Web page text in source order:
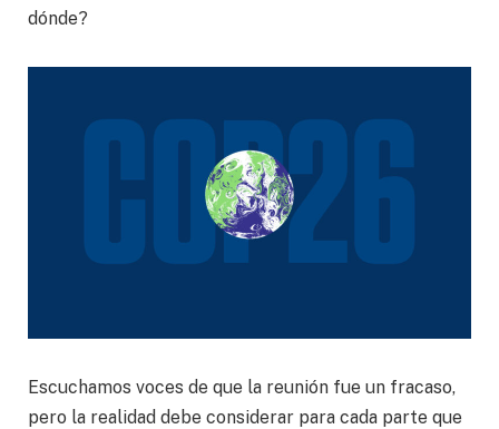
dónde?
Escuchamos voces de que la reunión fue un fracaso,
pero la realidad debe considerar para cada parte que